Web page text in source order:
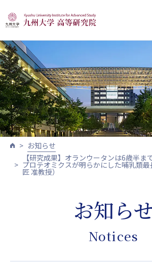
お知らせ
【研究成果】オランウータンは6歳半ま
プロテオミクスが明らかにした哺乳類
匠 准教授）
お知ら
Notices